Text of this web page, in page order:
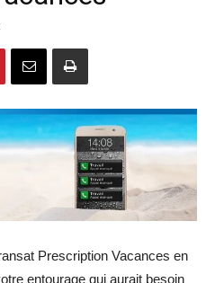
Prescription Vacances en
entourage qui aurait besoin